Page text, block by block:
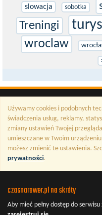
slowacja sobotka
Treningi
wroclaw
Używamy cookies i podobnych
świadczenia usług, reklamy,
zmiany ustawień Twojej
umieszczane w Twoim
możesz zmienić te ustawienia.
prywatności.
czasnarower.pl na skróty
Aby mieć pełny dostęp do serwisu